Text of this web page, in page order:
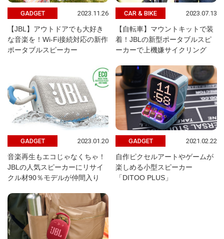
GADGET 2023.11.26
【JBL】アウトドアでも大好き
な音楽を！Wi-Fi接続対応の新作
ポータブルスピーカー
CAR & BIKE 2023.07.13
【自転車】マウントキットで装
着！JBLの新型ポータブルスピ
ーカーで上機嫌サイクリング
GADGET 2023.01.20
音楽再生もエコじゃなくちゃ！
JBLの人気スピーカーにリサイ
クル材90％モデルが仲間入り
GADGET 2021.02.22
自作ピクセルアートやゲームが
楽しめる小型スピーカー
「DITOO PLUS」